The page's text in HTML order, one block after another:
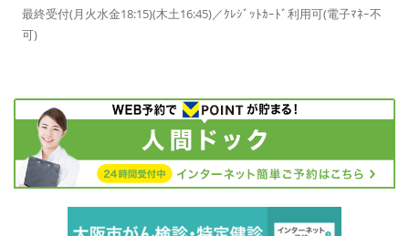
最終受付(月火水金18:15)(木土16:45)／ｸﾚｼﾞｯﾄｶｰﾄﾞ利用可(電子ﾏﾈｰ不
可)